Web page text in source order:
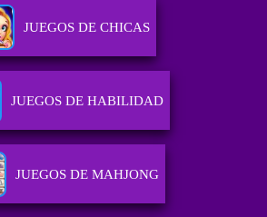
JUEGOS DE CHICAS
JUEGOS DE HABILIDAD
JUEGOS DE MAHJONG